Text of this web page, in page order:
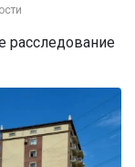
расследование